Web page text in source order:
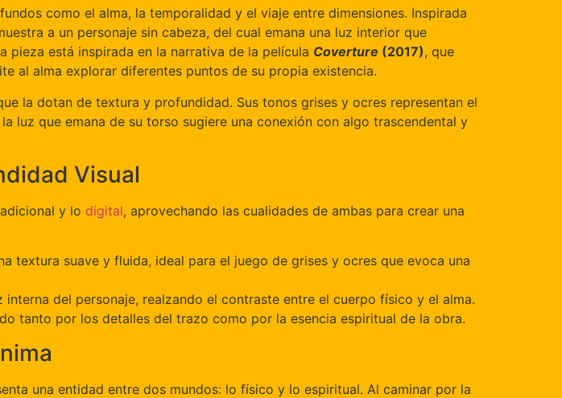
como el alma, la temporalidad y el viaje entre dimensiones. Inspirada
a un personaje sin cabeza, del cual emana una luz interior que
pieza está inspirada en la narrativa de la película Coverture (2017), que
al alma explorar diferentes puntos de su propia existencia.
la dotan de textura y profundidad. Sus tonos grises y ocres representan el
luz que emana de su torso sugiere una conexión con algo trascendental y
Visual
y lo digital, aprovechando las cualidades de ambas para crear una
textura suave y fluida, ideal para el juego de grises y ocres que evoca una
del personaje, realzando el contraste entre el cuerpo físico y el alma.
tanto por los detalles del trazo como por la esencia espiritual de la obra.
una entidad entre dos mundos: lo físico y lo espiritual. Al caminar por la